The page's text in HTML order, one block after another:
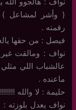
( وأشر لمشاعل )
رقمته .
فيصل : من حقها
نواف : ومالقت غير
عالشباب اللي
ماعنده .
حليمة : لا والله
نواف يعدل